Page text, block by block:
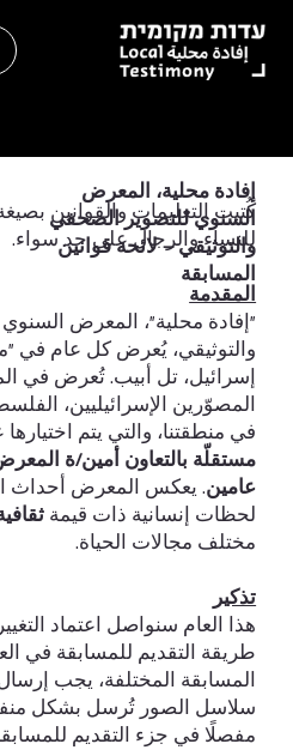
إفادة محلية، المعرض
السنوي للتصوير الصحفي
والتوثيقي – لائحة قوانين
المسابقة
كُتبت التعليمات والقوانين
للنساء والرجال على حد سواء.
المقدمة
"إفادة محلية"، المعرض
والتوثيقي، يُعرض كل عام
إسرائيل، تل أبيب. تُعرض في
المصوّرين الإسرائيليين،
في منطقتنا، والتي يتم
مستقلّة بالتعاون أمين/ة
عامين. يعكس المعرض أحداث
لحظات إنسانية ذات قيمة
مختلف مجالات الحياة.
تذكير
هذا العام سنواصل اعتماد
طريقة التقديم للمسابقة في
المسابقة المختلفة، يجب
سلاسل الصور تُرسل بشكل
مفصلًا في جزء التقديم